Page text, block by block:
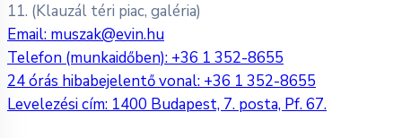
11. (Klauzál téri piac, galéria)
Email: muszak@evin.hu
Telefon (munkaidőben): +36 1 352-8655
24 órás hibabejelentő vonal: +36 1 352-8655
Levelezési cím: 1400 Budapest, 7. posta, Pf. 67.